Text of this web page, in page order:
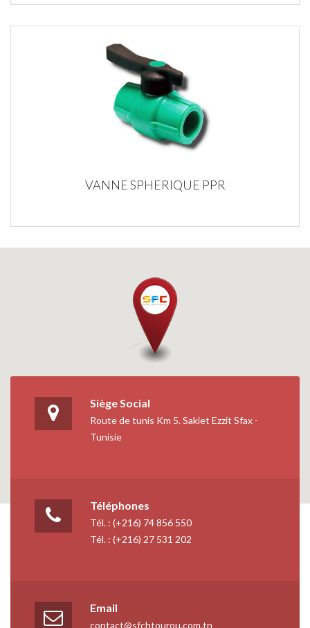
VANNE SPHERIQUE PPR
Siège Social
Route de tunis Km 5. Sakiet Ezzit Sfax -
Tunisie
Téléphones
Tél. : (+216) 74 856 550
Tél. : (+216) 27 531 202
Email
contact@sfchtourou.com.tn